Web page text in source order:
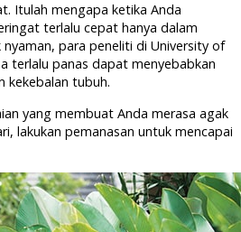
Itulah mengapa ketika Anda
terlalu cepat hanya dalam
para peneliti di University of
terlalu panas dapat menyebabkan
kekebalan tubuh.
yang membuat Anda merasa agak
lakukan pemanasan untuk mencapai